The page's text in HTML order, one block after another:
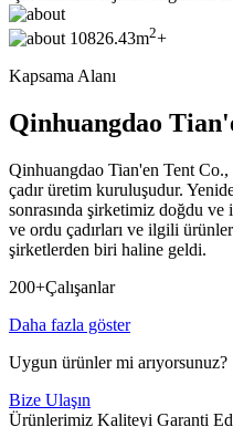
10826.43m2+
Kapsama Alanı
Qinhuangdao
Qinhuangdao Tian'en Tent
çadır üretim kuruluşudur.
sonrasında şirketimiz doğdu
ve ordu çadırları ve ilgili
şirketlerden biri haline geldi.
200+Çalışanlar
Daha fazla göster
Uygun ürünler mi arıyorsunuz?
Bize Ulaşın
Ürünlerimiz Kaliteyi Garanti